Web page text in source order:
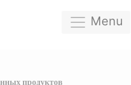
Menu
продуктов